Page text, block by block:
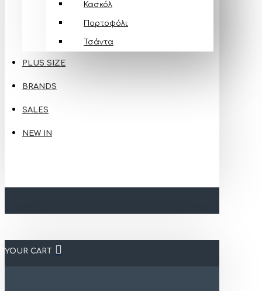
Κασκόλ
Πορτοφόλι
Τσάντα
PLUS SIZE
BRANDS
SALES
NEW IN
YOUR CART